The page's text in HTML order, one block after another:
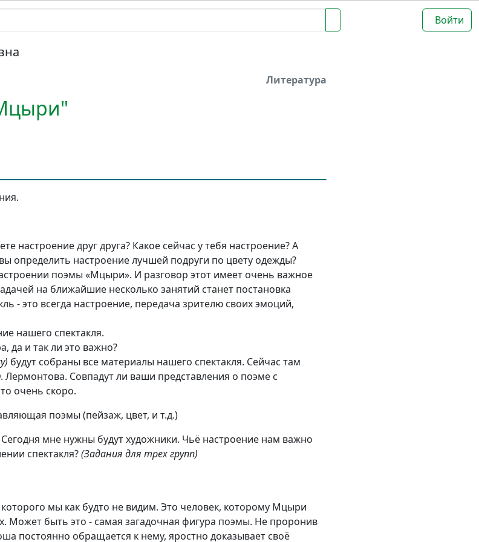
Войти
Литература
настроение друг друга? Какое сейчас у тебя настроение? А
определить настроение лучшей подруги по цвету одежды?
поэмы «Мцыри». И разговор этот имеет очень важное
на ближайшие несколько занятий станет постановка
- это всегда настроение, передача зрителю своих эмоций,
нашего спектакля.
да и так ли это важно?
будут собраны все материалы нашего спектакля. Сейчас там
Совпадут ли ваши представления о поэме с
очень скоро.
поэмы (пейзаж, цвет, и т.д.)
мне нужны будут художники. Чьё настроение нам важно
спектакля?(Задания для трех групп)
мы как будто не видим. Это человек, которому Мцыри
Может быть это - самая загадочная фигура поэмы. Не проронив
постоянно обращается к нему, яростно доказывает своё